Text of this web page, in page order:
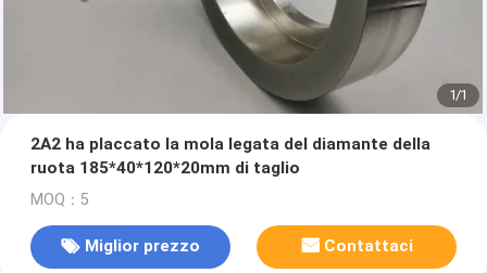
1/1
2A2 ha placcato la mola legata del diamante della
ruota 185*40*120*20mm di taglio
MOQ：5
Miglior prezzo Contattaci